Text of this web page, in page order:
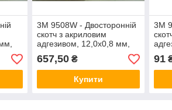
3M 9508W - Двосторонній
скотч з акриловим
адгезивом, 12,0х0,8 мм,
білий, рулон 66 м
657,50₴
Купити
3M
91